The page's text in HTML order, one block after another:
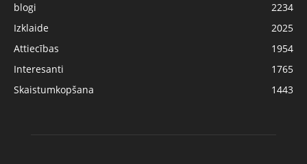
blogi
2234
Izklaide
2025
Attiecības
1954
Interesanti
1765
Skaistumkopšana
1443